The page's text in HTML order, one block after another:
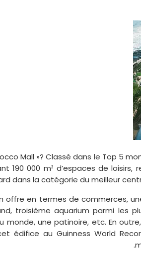
Mall »? Classé dans le Top 5
190 000 m² d’espaces de loisirs,
dans la catégorie du meilleur
offre en termes de commerces,
troisième aquarium parmi les
monde, une patinoire, etc. En
édifice au Guinness World